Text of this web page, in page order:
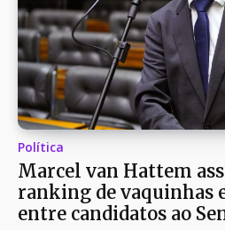
Política
Marcel van Hattem
ranking de vaquinhas
entre candidatos ao